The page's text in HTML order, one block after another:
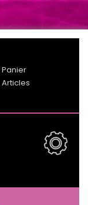
Panier
Articles